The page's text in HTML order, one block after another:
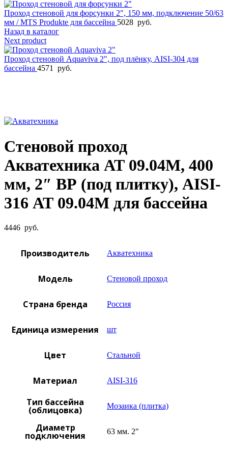
Проход стеновой для форсунки 2", 150 мм, подключение 50/63
мм / MTS Produkte для бассейна 5028 руб.
Назад в каталог
Next product
Проход стеновой Aquaviva 2", под плёнку, AISI-304 для
бассейна 4571 руб.
Стеновой проход
Акватехника АТ 09.04М, 400
мм, 2″ ВР (под плитку), AISI-
316 АТ 09.04М для бассейна
4446 руб.
Производитель Акватехника
Модель Стеновой проход
Страна бренда Россия
Единица измерения шт
Цвет Стальной
Материал AISI-316
Тип бассейна
(облицовка) Мозаика (плитка)
Диаметр
подключения 63 мм. 2"